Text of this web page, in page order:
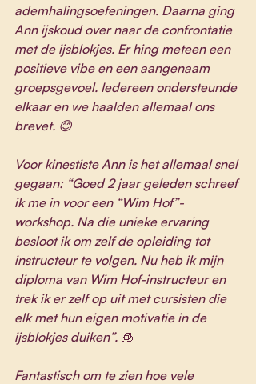
ademhalingsoefeningen. Daarna ging
Ann ijskoud over naar de confrontatie
met de ijsblokjes. Er hing meteen een
positieve vibe en een aangenaam
groepsgevoel. Iedereen ondersteunde
elkaar en we haalden allemaal ons
brevet. 😊
Voor kinestiste Ann is het allemaal snel
gegaan: “Goed 2 jaar geleden schreef
ik me in voor een “Wim Hof”-
workshop. Na die unieke ervaring
besloot ik om zelf de opleiding tot
instructeur te volgen. Nu heb ik mijn
diploma van Wim Hof-instructeur en
trek ik er zelf op uit met cursisten die
elk met hun eigen motivatie in de
ijsblokjes duiken”. 🧊
Fantastisch om te zien hoe vele